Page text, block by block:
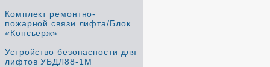
Комплект ремонтно-
пожарной связи лифта/Блок
«Консьерж»
Устройство безопасности для
лифтов УБДЛ88-1М